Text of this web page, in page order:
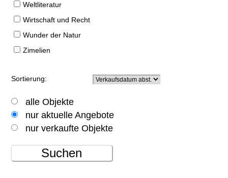
Weltliteratur
Wirtschaft und Recht
Wunder der Natur
Zimelien
Sortierung:
alle Objekte
nur aktuelle Angebote
nur verkaufte Objekte
Suchen